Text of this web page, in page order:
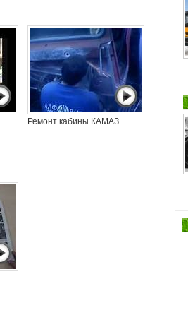
Ремонт кабины КАМАЗ